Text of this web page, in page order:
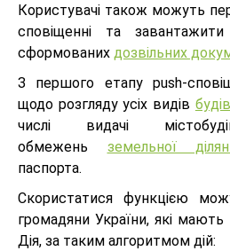
Користувачі також можуть
сповіщенні та
сформованих дозвільних
З першого етапу push-
щодо розгляду усіх видів
числі видачі
обмежень земельної
паспорта.
Скористатися функцією
громадяни України, які мають
Дія, за таким алгоритмом дій: